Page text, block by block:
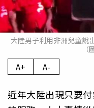
大陸男子利用非洲兒童說
A+ A-
近年大陸出現只要